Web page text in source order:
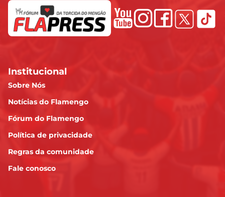
Institucional
Sobre Nós
Notícias do Flamengo
Fórum do Flamengo
Política de privacidade
Regras da comunidade
Fale conosco